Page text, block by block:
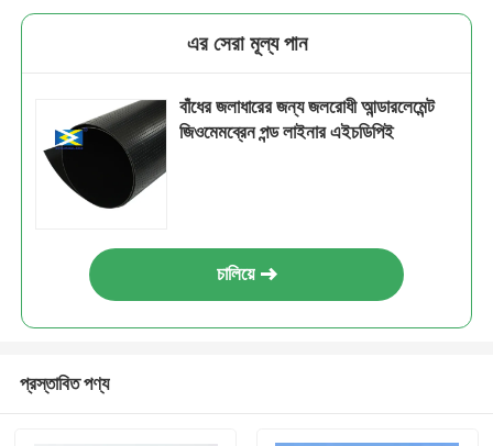
এর সেরা মূল্য পান
বাঁধের জলাধারের জন্য জলরোধী আন্ডারলেমেন্ট
জিওমেমব্রেন পন্ড লাইনার এইচডিপিই
চালিয়ে
প্রস্তাবিত পণ্য